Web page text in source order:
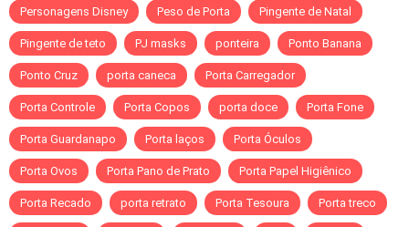
Personagens Disney Peso de Porta Pingente de Natal
Pingente de teto PJ masks ponteira Ponto Banana
Ponto Cruz porta caneca Porta Carregador
Porta Controle Porta Copos porta doce Porta Fone
Porta Guardanapo Porta laços Porta Óculos
Porta Ovos Porta Pano de Prato Porta Papel Higiênico
Porta Recado porta retrato Porta Tesoura Porta treco